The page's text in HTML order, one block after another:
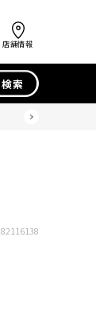
店舗情報
検索
82116138